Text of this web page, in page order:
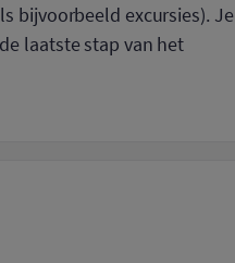
bijvoorbeeld excursies). Je
laatste stap van het